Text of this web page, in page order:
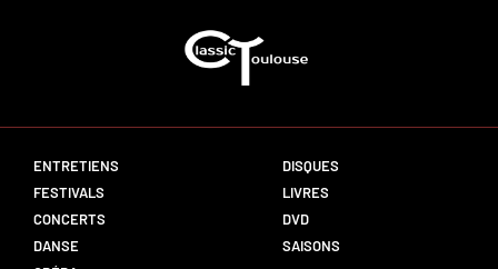
ENTRETIENS
FESTIVALS
CONCERTS
DANSE
DISQUES
LIVRES
DVD
SAISONS